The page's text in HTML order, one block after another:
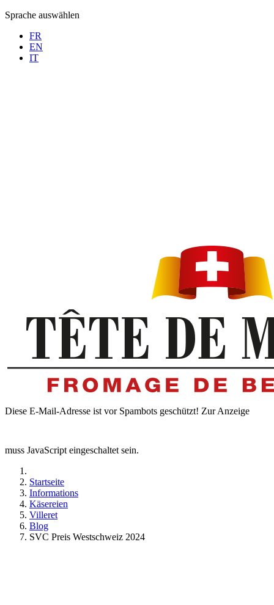
Sprache auswählen
FR
EN
IT
Diese E-Mail-Adresse ist vor Spambots geschützt! Zur Anzeige
muss JavaScript eingeschaltet sein.
Startseite
Informations
Käsereien
Villeret
Blog
SVC Preis Westschweiz 2024